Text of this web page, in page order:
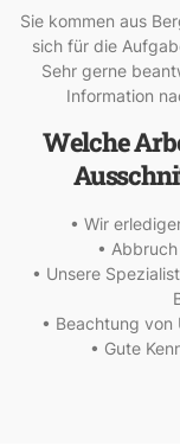
Sie kommen aus
sich für die
Sehr gerne
Information
Welche
• Wir
•
• Unsere
• Beachtung
• Gute